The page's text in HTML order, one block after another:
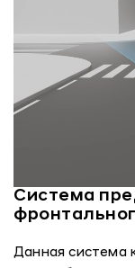
Система
Данная система